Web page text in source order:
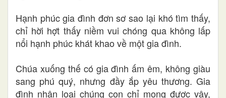
Hạnh phúc gia đình đơn sơ sao lại khó tìm thấy,
chỉ hời hợt thấy niềm vui chóng qua không lấp
nổi hạnh phúc khát khao về một gia đình.
Chúa xuống thế có gia đình ấm êm, không giàu
sang phú quý, nhưng đầy ắp yêu thương. Gia
đình nhân loại chúng con chỉ mong được vậy,